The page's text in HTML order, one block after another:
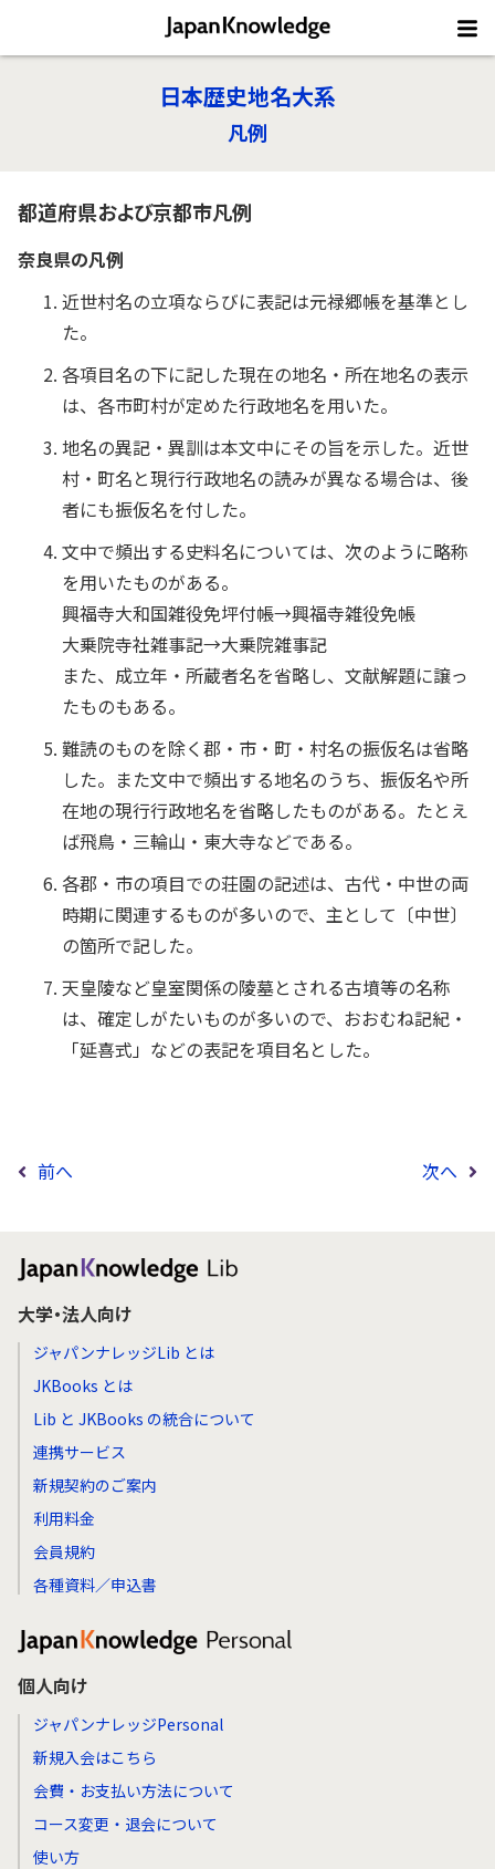
日本歴史地名大系
凡例
都道府県および京都市凡例
奈良県の凡例
近世村名の立項ならびに表記は元禄郷帳を基準とし
た。
各項目名の下に記した現在の地名・所在地名の表示
は、各市町村が定めた行政地名を用いた。
地名の異記・異訓は本文中にその旨を示した。近世
村・町名と現行行政地名の読みが異なる場合は、後
者にも振仮名を付した。
文中で頻出する史料名については、次のように略称
を用いたものがある。
興福寺大和国雑役免坪付帳→興福寺雑役免帳
大乗院寺社雑事記→大乗院雑事記
また、成立年・所蔵者名を省略し、文献解題に譲っ
たものもある。
難読のものを除く郡・市・町・村名の振仮名は省略
した。また文中で頻出する地名のうち、振仮名や所
在地の現行行政地名を省略したものがある。たとえ
ば飛鳥・三輪山・東大寺などである。
各郡・市の項目での荘園の記述は、古代・中世の両
時期に関連するものが多いので、主として〔中世〕
の箇所で記した。
天皇陵など皇室関係の陵墓とされる古墳等の名称
は、確定しがたいものが多いので、おおむね記紀・
「延喜式」などの表記を項目名とした。
前へ 次へ
大学・法人向け
ジャパンナレッジLib とは
JKBooks とは
Lib と JKBooks の統合について
連携サービス
新規契約のご案内
利用料金
会員規約
各種資料／申込書
個人向け
ジャパンナレッジPersonal
新規入会はこちら
会費・お支払い方法について
コース変更・退会について
使い方